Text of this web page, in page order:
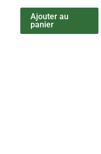
Ajouter au
panier